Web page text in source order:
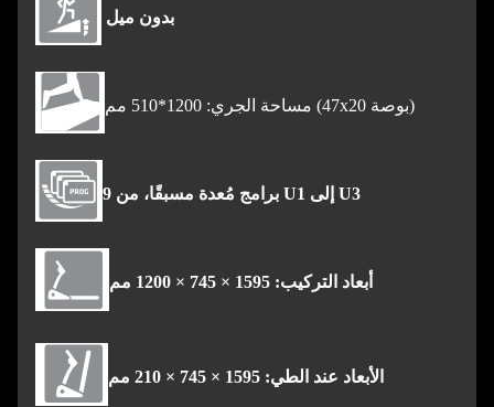
بدون ميل
مساحة الجري: 1200*510 مم (47x20 بوصة)
9 برامج مُعدة مسبقًا، من U1 إلى U3
أبعاد التركيب: 1595 × 745 × 1200 مم
الأبعاد عند الطي: 1595 × 745 × 210 مم